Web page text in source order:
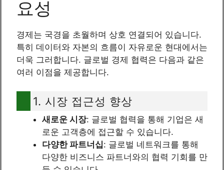
요성
경제는 국경을 초월하며 상호 연결되어 있습니다.
특히 데이터와 자본의 흐름이 자유로운 현대에서는
더욱 그러합니다. 글로벌 경제 협력은 다음과 같은
여러 이점을 제공합니다.
1. 시장 접근성 향상
새로운 시장: 글로벌 협력을 통해 기업은 새
로운 고객층에 접근할 수 있습니다.
다양한 파트너십: 글로벌 네트워크를 통해
다양한 비즈니스 파트너와의 협력 기회를 만